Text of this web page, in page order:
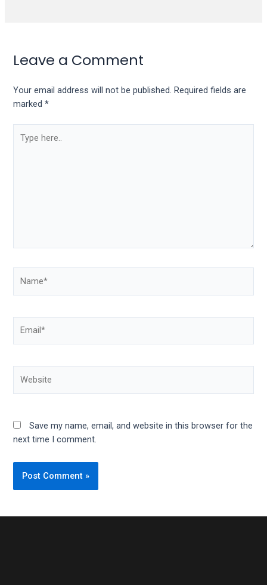
Leave a Comment
Your email address will not be published. Required fields are
marked*
Save my name, email, and website in this browser for the
next time I comment.